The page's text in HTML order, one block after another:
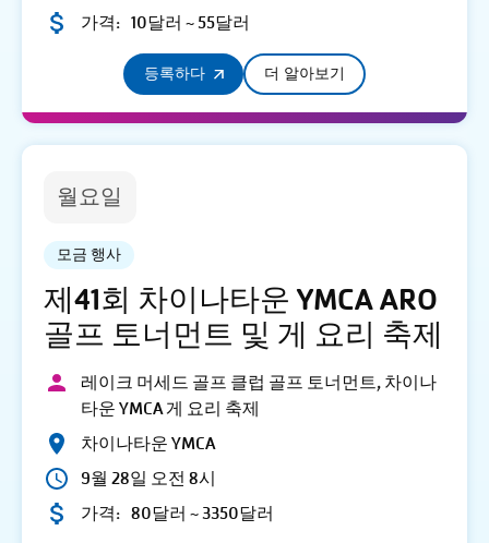
가격: 10달러 ~ 55달러
등록하다 더 알아보기
월요일
모금 행사
제41회 차이나타운 YMCA ARO
골프 토너먼트 및 게 요리 축제
레이크 머세드 골프 클럽 골프 토너먼트, 차이나
타운 YMCA 게 요리 축제
차이나타운 YMCA
9월 28일 오전 8시
가격: 80달러 ~ 3350달러